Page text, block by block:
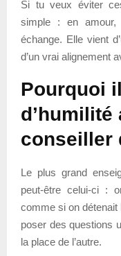
Si tu veux éviter
simple : en amour,
échange. Elle vient
d’un vrai alignement
Pourquoi
d’humilité
conseiller
Le plus grand
peut-être celui-ci :
comme si on détenait
poser des questions
la place de l’autre.